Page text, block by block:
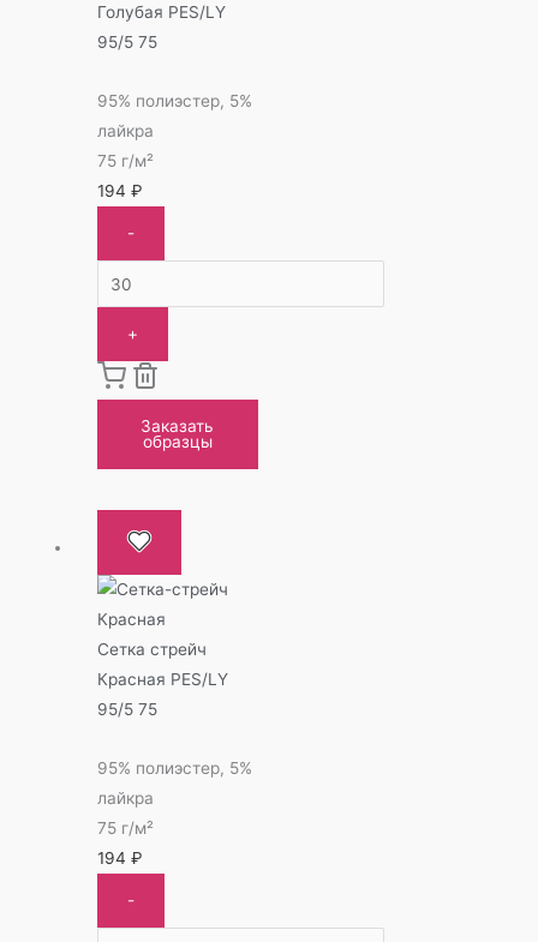
Голубая PES/LY
95/5 75
95% полиэстер, 5%
лайкра
75 г/м²
194₽
-
+
Заказать
образцы
Сетка стрейч
Красная PES/LY
95/5 75
95% полиэстер, 5%
лайкра
75 г/м²
194₽
-